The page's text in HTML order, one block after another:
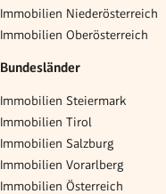
Immobilien Niederösterreich
Immobilien Oberösterreich
Bundesländer
Immobilien Steiermark
Immobilien Tirol
Immobilien Salzburg
Immobilien Vorarlberg
Immobilien Österreich